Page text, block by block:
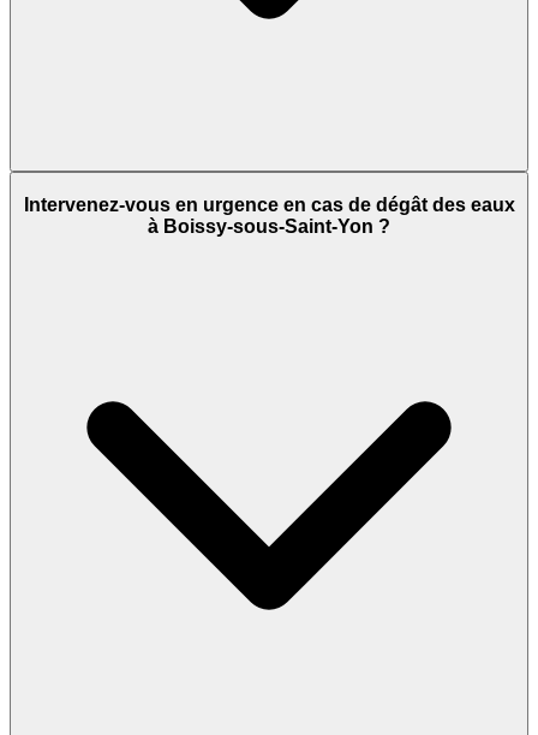
Intervenez-vous en urgence en cas de dégât des eaux
à Boissy-sous-Saint-Yon ?